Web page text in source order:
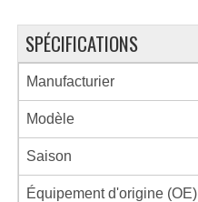
SPÉCIFICATIONS
Manufacturier
Modèle
Saison
Équipement d'origine (OE)